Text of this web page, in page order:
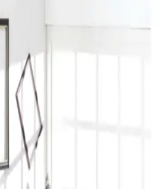
ve magnolia tonlarındaki odalarda
Dekorasyonunuzu
Zenginleştirin
ve malzeme seçimleriyle evinizde
detaylarıyla yılbaşı ruhunu
kutlayın.
Pamuk Çift Kişilik